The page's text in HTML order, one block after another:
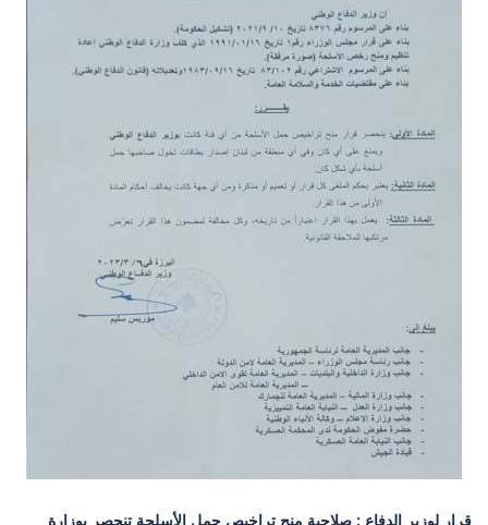
قرار لوزير الدفاع : صلاحية منح تراخيص حمل الأسلحة تنحصر بوزارة